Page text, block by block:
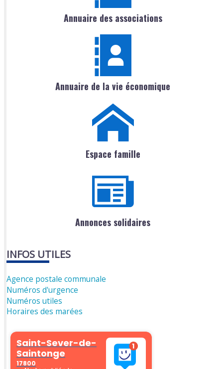
Annuaire des associations
Annuaire de la vie économique
Espace famille
Annonces solidaires
INFOS UTILES
Agence postale communale
Numéros d'urgence
Numéros utiles
Horaires des marées